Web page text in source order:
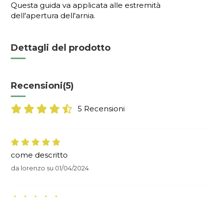
Questa guida va applicata alle estremità
dell'apertura dell'arnia.
Dettagli del prodotto
Recensioni(5)
5 Recensioni
come descritto
da lorenzo su 01/04/2024